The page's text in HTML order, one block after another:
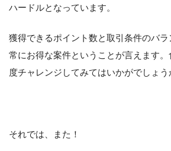
ハードルとなっています。
獲得できるポイント数と取引条件のバ
常にお得な案件ということが言えます
度チャレンジしてみてはいかがでしょう
それでは、また！